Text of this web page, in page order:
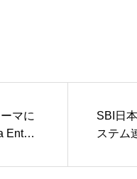
マに
Enter
SBI日
ステム